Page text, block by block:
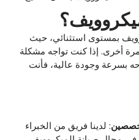
بمستوى استثنائي، حيث
أخرى. إذا كنت تواجه مشكلة
بسرعة وجودة عالية، فأنت
: لدينا فريق من الخبراء